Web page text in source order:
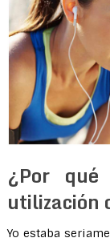
¿Por
utilización
Yo estaba